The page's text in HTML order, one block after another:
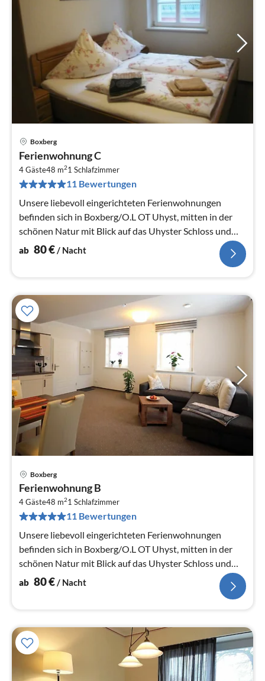
Boxberg
Ferienwohnung C
4 Gäste48 m21 Schlafzimmer
11 Bewertungen
Unsere liebevoll eingerichteten Ferienwohnungen
befinden sich in Boxberg/O.L OT Uhyst, mitten in der
schönen Natur mit Blick auf das Uhyster Schloss und
den angrenzenden Sc...
ab 80€/ Nacht
Boxberg
Ferienwohnung B
4 Gäste48 m21 Schlafzimmer
11 Bewertungen
Unsere liebevoll eingerichteten Ferienwohnungen
befinden sich in Boxberg/O.L OT Uhyst, mitten in der
schönen Natur mit Blick auf das Uhyster Schloss und
den angrenzenden Sc...
ab 80€/ Nacht